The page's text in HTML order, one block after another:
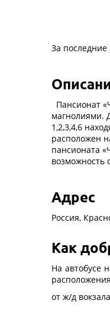
За
Пансионат
магнолиями.
1,2,3,4,6
расположен
пансионата
возможность
Адрес
Россия,
Как
На автобусе
от ж/д